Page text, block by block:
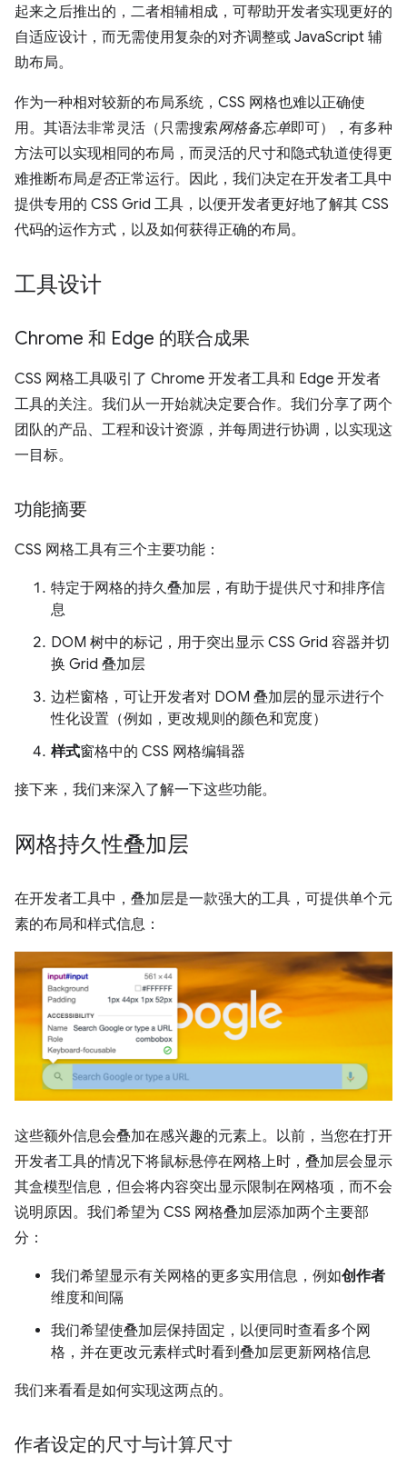
起来之后推出的，二者相辅相成，可帮助开发者实现更好的
自适应设计，而无需使用复杂的对齐调整或 JavaScript 辅
助布局。
作为一种相对较新的布局系统，CSS 网格也难以正确使
用。其语法非常灵活（只需搜索网格备忘单即可），有多种
方法可以实现相同的布局，而灵活的尺寸和隐式轨道使得更
难推断布局是否正常运行。 因此，我们决定在开发者工具中
提供专用的 CSS Grid 工具，以便开发者更好地了解其 CSS
代码的运作方式，以及如何获得正确的布局。
工具设计
Chrome 和 Edge 的联合成果
CSS 网格工具吸引了 Chrome 开发者工具和 Edge 开发者
工具的关注。我们从一开始就决定要合作。我们分享了两个
团队的产品、工程和设计资源，并每周进行协调，以实现这
一目标。
功能摘要
CSS 网格工具有三个主要功能：
特定于网格的持久叠加层，有助于提供尺寸和排序信
息
DOM 树中的标记，用于突出显示 CSS Grid 容器并切
换 Grid 叠加层
边栏窗格，可让开发者对 DOM 叠加层的显示进行个
性化设置（例如，更改规则的颜色和宽度）
样式窗格中的 CSS 网格编辑器
接下来，我们来深入了解一下这些功能。
网格持久性叠加层
在开发者工具中，叠加层是一款强大的工具，可提供单个元
素的布局和样式信息：
这些额外信息会叠加在感兴趣的元素上。 以前，当您在打开
开发者工具的情况下将鼠标悬停在网格上时，叠加层会显示
其盒模型信息，但会将内容突出显示限制在网格项，而不会
说明原因。我们希望为 CSS 网格叠加层添加两个主要部
分：
我们希望显示有关网格的更多实用信息，例如创作者
维度和间隔
我们希望使叠加层保持固定，以便同时查看多个网
格，并在更改元素样式时看到叠加层更新网格信息
我们来看看是如何实现这两点的。
作者设定的尺寸与计算尺寸